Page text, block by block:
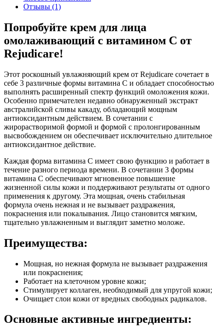
Отзывы (1)
Попробуйте крем для лица
омолаживающий с витамином С от
Rejudicare!
Этот роскошный увлажняющий крем от Rejudicare сочетает в
себе 3 различные формы витамина С и обладает способностью
выполнять расширенный спектр функций омоложения кожи.
Особенно примечателен недавно обнаруженный экстракт
австралийской сливы какаду, обладающий мощным
антиоксидантным действием. В сочетании с
жирорастворимой формой и формой с пролонгированным
высвобождением он обеспечивает исключительно длительное
антиоксидантное действие.
Каждая форма витамина С имеет свою функцию и работает в
течение разного периода времени. В сочетании 3 формы
витамина С обеспечивают мгновенное повышение
жизненной силы кожи и поддерживают результаты от одного
применения к другому. Эта мощная, очень стабильная
формула очень нежная и не вызывает раздражения,
покраснения или покалывания. Лицо становится мягким,
тщательно увлажненным и выглядит заметно моложе.
Преимущества:
Мощная, но нежная формула не вызывает раздражения
или покраснения;
Работает на клеточном уровне кожи;
Стимулирует коллаген, необходимый для упругой кожи;
Очищает слои кожи от вредных свободных радикалов.
Основные активные ингредиенты: